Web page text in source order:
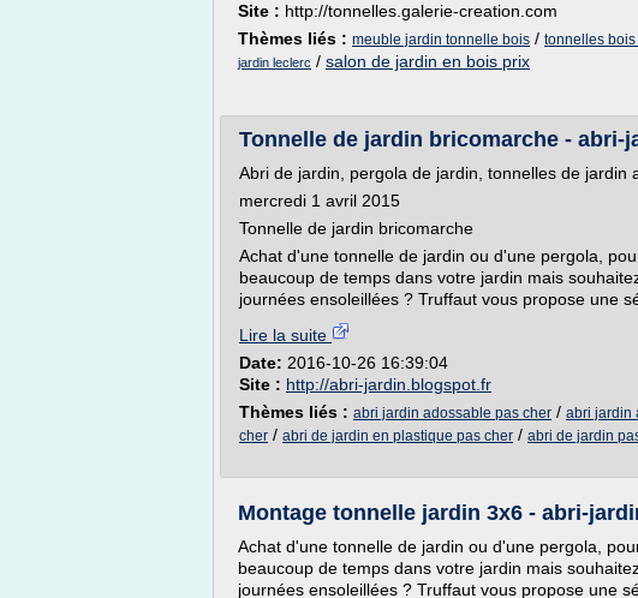
Site : http://tonnelles.galerie-creation.com
Thèmes liés : meuble jardin tonnelle bois / tonnelles
jardin leclerc / salon de jardin en bois prix
Tonnelle de jardin bricomarche - abri-
Abri de jardin, pergola de jardin, tonnelles de jardin
mercredi 1 avril 2015
Tonnelle de jardin bricomarche
Achat d'une tonnelle de jardin ou d'une pergola,
beaucoup de temps dans votre jardin mais
journées ensoleillées ? Truffaut vous propose une
Lire la suite
Date: 2016-10-26 16:39:04
Site : http://abri-jardin.blogspot.fr
Thèmes liés : abri jardin adossable pas cher / abri jardin
cher / abri de jardin en plastique pas cher / abri de jardin
Montage tonnelle jardin 3x6 - abri-
Achat d'une tonnelle de jardin ou d'une pergola,
beaucoup de temps dans votre jardin mais
journées ensoleillées ? Truffaut vous propose une